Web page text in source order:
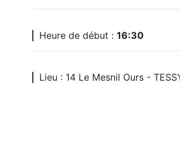
Heure de début : 16:30
Lieu : 14 Le Mesnil Ours -